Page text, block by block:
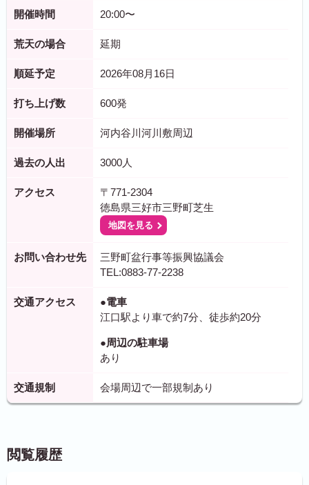
開催時間 20:00〜
荒天の場合 延期
順延予定 2026年08月16日
打ち上げ数 600発
開催場所 河内谷川河川敷周辺
過去の人出 3000人
アクセス
〒771-2304
徳島県三好市三野町芝生
地図を見る
お問い合わせ先
三野町盆行事等振興協議会
TEL:0883-77-2238
交通アクセス
●電車
江口駅より車で約7分、徒歩約20分
●周辺の駐車場
あり
交通規制 会場周辺で一部規制あり
閲覧履歴